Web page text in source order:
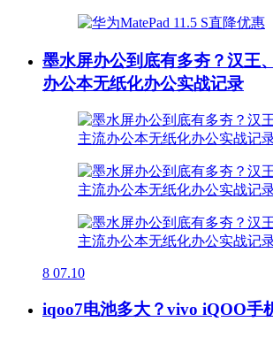
墨水屏办公到底有多夯？汉王
办公本无纸化办公实战记录
8 07.10
iqoo7电池多大？vivo iQOO手